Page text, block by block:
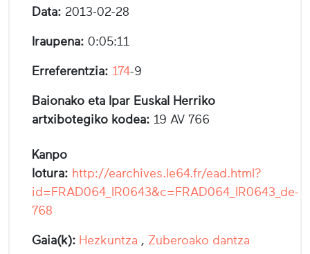
Data: 2013-02-28
Iraupena: 0:05:11
Erreferentzia: 174-9
Baionako eta Ipar Euskal Herriko
artxibotegiko kodea: 19 AV 766
Kanpo
lotura: http://earchives.le64.fr/ead.html?
id=FRAD064_IR0643&c=FRAD064_IR0643_de-
768
Gaia(k): Hezkuntza , Zuberoako dantza